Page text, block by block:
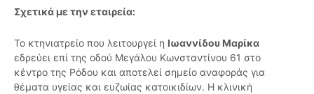
Σχετικά με την εταιρεία:
Το κτηνιατρείο που λειτουργεί η Ιωαννίδου Μαρίκα
εδρεύει επί της οδού Μεγάλου Κωνσταντίνου 61 στο
κέντρο της Ρόδου και αποτελεί σημείο αναφοράς για
θέματα υγείας και ευζωίας κατοικιδίων. Η κλινική